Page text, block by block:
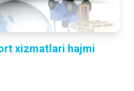
xizmatlari hajmi